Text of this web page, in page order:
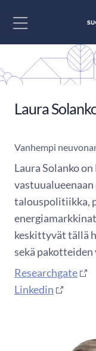
Laura
Vanhempi
Laura Solanko
talouspolitiikka,
keskittyvät tällä
sekä
Researchgate
Linkedin